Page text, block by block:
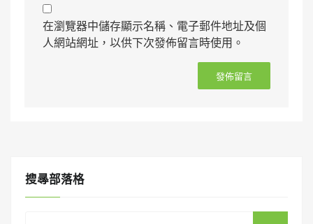
在瀏覽器中儲存顯示名稱、電子郵件地址及個
人網站網址，以供下次發佈留言時使用。
搜㝷部落格